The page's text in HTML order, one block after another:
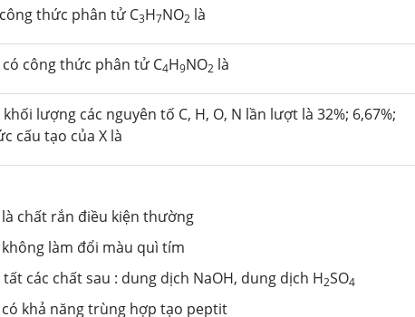
thức phân tử C3H7NO2 là
công thức phân tử C4H9NO2 là
lượng các nguyên tố C, H, O, N lần lượt là 32%; 6,67%;
cấu tạo của X là
chất rắn điều kiện thường
làm đổi màu quì tím
các chất sau : dung dịch NaOH, dung dịch H2SO4
khả năng trùng hợp tạo peptit